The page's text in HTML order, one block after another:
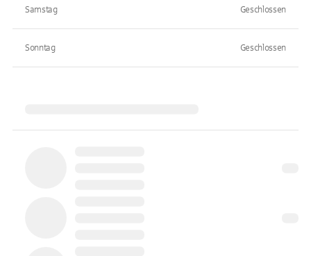
Samstag Geschlossen
Sonntag Geschlossen